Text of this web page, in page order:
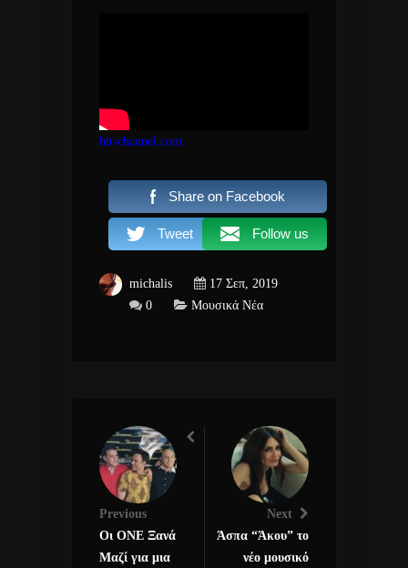
hit-channel.com
Share on Facebook
Tweet Follow us
michalis
17 Σεπ, 2019
0
Μουσικά Νέα
Previous
Οι ONE Ξανά
Μαζί για μια
Next
Άσπα “Άκου” το
νέο μουσικό